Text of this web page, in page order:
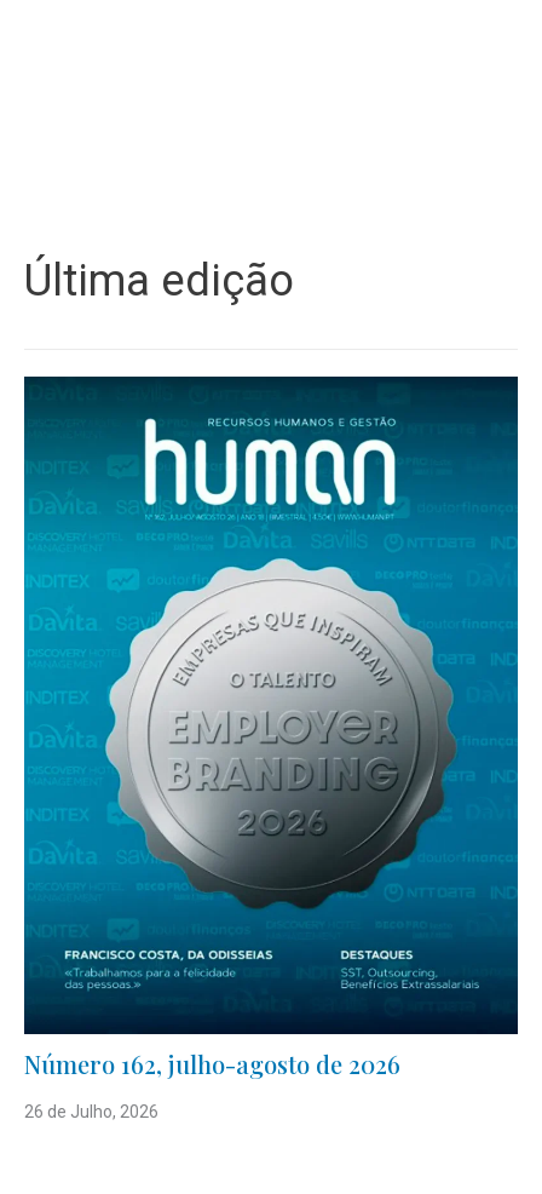
Última edição
Número 162, julho-agosto de 2026
26 de Julho, 2026